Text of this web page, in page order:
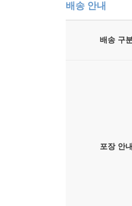
배송 안내
배송 구
포장 안내